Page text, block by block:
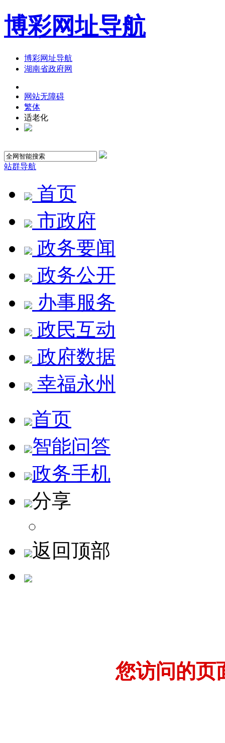
博彩网址导航
博彩网址导航
湖南省政府网
网站无障碍
繁体
适老化
站群导航
首页
市政府
政务要闻
政务公开
办事服务
政民互动
政府数据
幸福永州
首页
智能问答
政务手机
分享
返回顶部
您访问的页